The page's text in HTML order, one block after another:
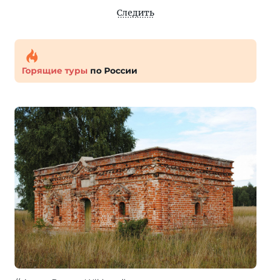
Следить
Горящие туры по России